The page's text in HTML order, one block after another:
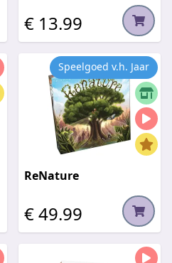
€ 13.99
Speelgoed v.h. Jaar
ReNature
€ 49.99